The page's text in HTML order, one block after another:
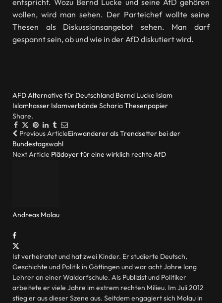
entspricht. Wozu Bernd Lucke und seine AfD gehören
wollen, wird man sehen. Der Parteichef wollte seine
Thesen als Diskussionsangebot sehen. Man darf
gespannt sein, ob und wie in der AfD diskutiert wird.
AFDAlternative für Deutschland Bernd Lucke Islam
Islamhasser Islamverbände SchariaThesenpapier
Share.
Facebook
TwitterPinterestLinkedIn
Tumblr
Email
Previous ArticleEinwanderer als Trendsetter bei der
Bundestagswahl
Next Article Plädoyer für eine wirklich rechte AfD
Andreas Molau
Website
Facebook
(Twitter)
Ist verheiratet und hat zwei Kinder. Er studierte Deutsch,
Geschichte und Politik in Göttingen und war acht Jahre lang
Lehrer an einer Waldorfschule. Als Publizist und Politiker
arbeitete er viele Jahre im extrem rechten Milieu. Im Juli 2012
stieg er aus dieser Szene aus. Seitdem engagiert sich Molau in